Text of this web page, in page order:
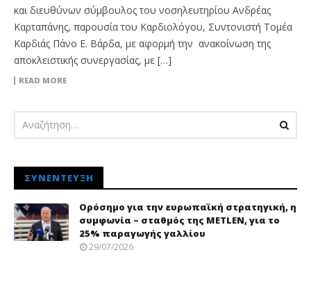
και διευθύνων σύμβουλος του νοσηλευτηρίου Ανδρέας
Καρταπάνης, παρουσία του Καρδιολόγου, Συντονιστή Τομέα
Καρδιάς Πάνο Ε. Βάρδα, με αφορμή την ανακοίνωση της
αποκλειστικής συνεργασίας, με […]
READ MORE
ΣΥΝΈΝΤΕΥΞΗ
Ορόσημο για την ευρωπαϊκή στρατηγική, η
συμφωνία – σταθμός της METLEN, για το
25% παραγωγής γαλλίου
29/07/2026